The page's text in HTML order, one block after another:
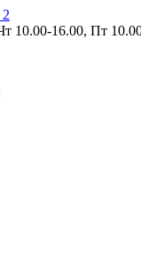
10.00-16.00, Пт